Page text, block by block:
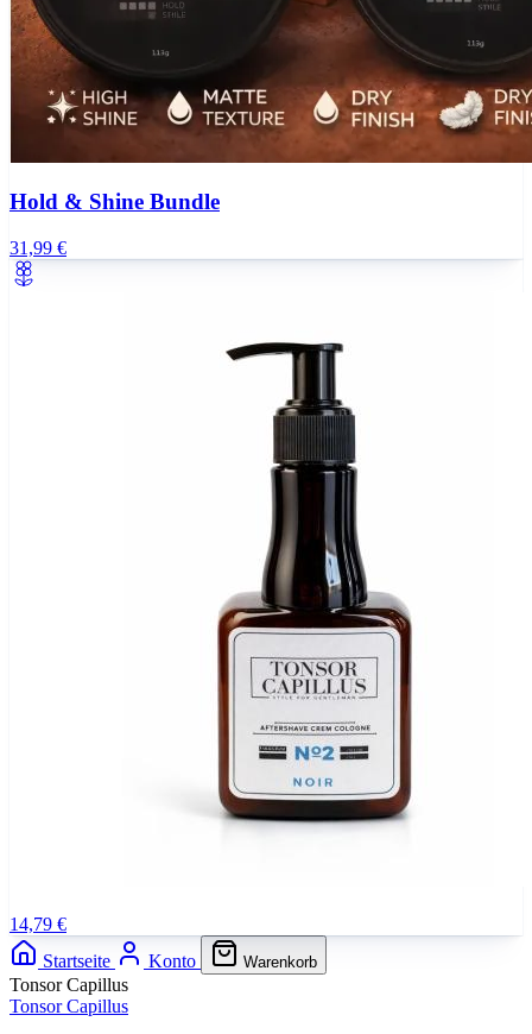
Hold & Shine Bundle
31,99 €
14,79 €
Startseite
Konto Warenkorb
Tonsor Capillus
Tonsor Capillus